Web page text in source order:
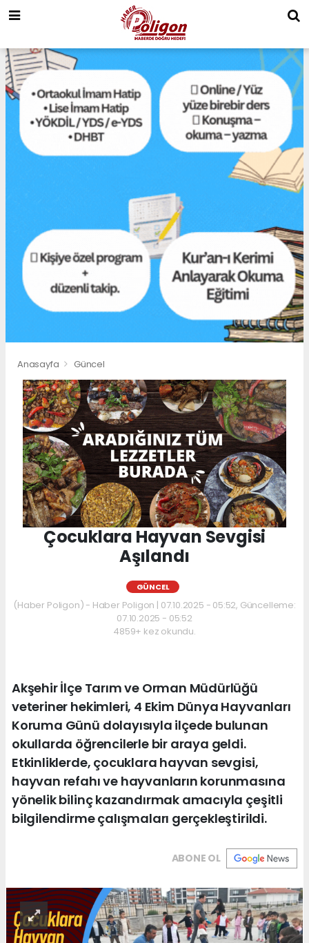
Anasayfa Güncel
Çocuklara Hayvan Sevgisi
Aşılandı
GÜNCEL
(Haber Poligon) - Haber Poligon | 07.10.2025 - 05:52, Güncelleme:
07.10.2025 - 05:52
4859+ kez okundu.
Akşehir İlçe Tarım ve Orman Müdürlüğü
veteriner hekimleri, 4 Ekim Dünya Hayvanları
Koruma Günü dolayısıyla ilçede bulunan
okullarda öğrencilerle bir araya geldi.
Etkinliklerde, çocuklara hayvan sevgisi,
hayvan refahı ve hayvanların korunmasına
yönelik bilinç kazandırmak amacıyla çeşitli
bilgilendirme çalışmaları gerçekleştirildi.
ABONE OL